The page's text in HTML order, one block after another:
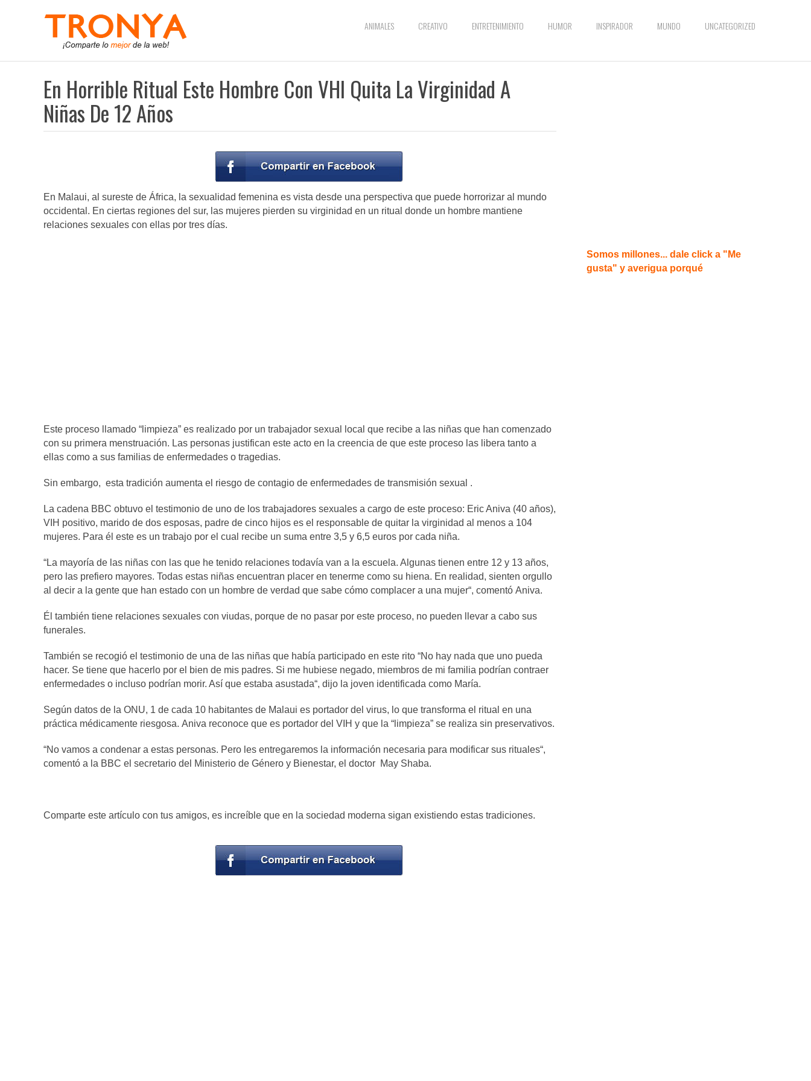
ANIMALES CREATIVO ENTRETENIMIENTO HUMOR INSPIRADOR MUNDO UNCATEGORIZED
En Horrible Ritual Este Hombre Con VHI Quita La Virginidad A
Niñas De 12 Años
En Malaui, al sureste de África, la sexualidad femenina es vista desde una perspectiva que puede horrorizar al mundo
occidental. En ciertas regiones del sur, las mujeres pierden su virginidad en un ritual donde un hombre mantiene
relaciones sexuales con ellas por tres días.
Este proceso llamado “limpieza” es realizado por un trabajador sexual local que recibe a las niñas que han comenzado
con su primera menstruación. Las personas justifican este acto en la creencia de que este proceso las libera tanto a
ellas como a sus familias de enfermedades o tragedias.
Sin embargo, esta tradición aumenta el riesgo de contagio de enfermedades de transmisión sexual .
La cadena BBC obtuvo el testimonio de uno de los trabajadores sexuales a cargo de este proceso: Eric Aniva (40 años),
VIH positivo, marido de dos esposas, padre de cinco hijos es el responsable de quitar la virginidad al menos a 104
mujeres. Para él este es un trabajo por el cual recibe un suma entre 3,5 y 6,5 euros por cada niña.
“La mayoría de las niñas con las que he tenido relaciones todavía van a la escuela. Algunas tienen entre 12 y 13 años,
pero las prefiero mayores. Todas estas niñas encuentran placer en tenerme como su hiena. En realidad, sienten orgullo
al decir a la gente que han estado con un hombre de verdad que sabe cómo complacer a una mujer“, comentó Aniva.
Él también tiene relaciones sexuales con viudas, porque de no pasar por este proceso, no pueden llevar a cabo sus
funerales.
También se recogió el testimonio de una de las niñas que había participado en este rito “No hay nada que uno pueda
hacer. Se tiene que hacerlo por el bien de mis padres. Si me hubiese negado, miembros de mi familia podrían contraer
enfermedades o incluso podrían morir. Así que estaba asustada“, dijo la joven identificada como María.
Según datos de la ONU, 1 de cada 10 habitantes de Malaui es portador del virus, lo que transforma el ritual en una
práctica médicamente riesgosa. Aniva reconoce que es portador del VIH y que la “limpieza” se realiza sin preservativos.
“No vamos a condenar a estas personas. Pero les entregaremos la información necesaria para modificar sus rituales“,
comentó a la BBC el secretario del Ministerio de Género y Bienestar, el doctor May Shaba.
Comparte este artículo con tus amigos, es increíble que en la sociedad moderna sigan existiendo estas tradiciones.
Somos millones... dale click a "Me
gusta" y averigua porqué